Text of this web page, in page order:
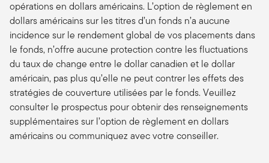
opérations en dollars américains. L’option de règlement en
dollars américains sur les titres d’un fonds n’a aucune
incidence sur le rendement global de vos placements dans
le fonds, n’offre aucune protection contre les fluctuations
du taux de change entre le dollar canadien et le dollar
américain, pas plus qu’elle ne peut contrer les effets des
stratégies de couverture utilisées par le fonds. Veuillez
consulter le prospectus pour obtenir des renseignements
supplémentaires sur l’option de règlement en dollars
américains ou communiquez avec votre conseiller.